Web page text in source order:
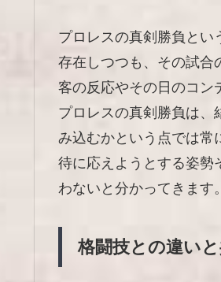
プロレスの真剣勝負とい
存在しつつも、その試合
客の反応やその日のコン
プロレスの真剣勝負は、
み込むかという点では常
待に応えようとする姿勢
わないと分かってきます。
格闘技との違い